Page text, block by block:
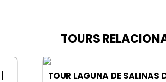
TOURS
TOUR LAGUNA DE SALINAS